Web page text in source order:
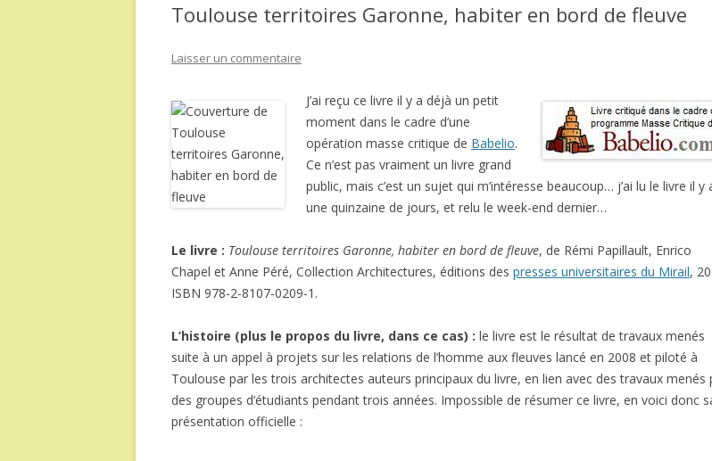
Toulouse territoires Garonne, habiter en bord de fleuve
Laisser un commentaire
J’ai reçu ce livre il y a déjà un petit
moment dans le cadre d’une
opération masse critique de Babelio.
Ce n’est pas vraiment un livre grand
public, mais c’est un sujet qui m’intéresse beaucoup… j’ai lu le livre il y
une quinzaine de jours, et relu le week-end dernier…
Le livre : Toulouse territoires Garonne, habiter en bord de fleuve, de Rémi Papillault, Enrico
Chapel et Anne Péré, Collection Architectures, éditions des presses universitaires du Mirail,
ISBN 978-2-8107-0209-1.
L’histoire (plus le propos du livre, dans ce cas) : le livre est le résultat de travaux menés
suite à un appel à projets sur les relations de l’homme aux fleuves lancé en 2008 et piloté à
Toulouse par les trois architectes auteurs principaux du livre, en lien avec des travaux menés
des groupes d’étudiants pendant trois années. Impossible de résumer ce livre, en voici donc
présentation officielle :